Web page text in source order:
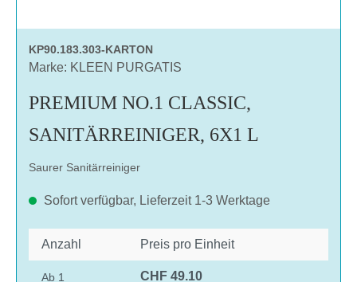
KP90.183.303-KARTON
Marke: KLEEN PURGATIS
PREMIUM NO.1 CLASSIC,
SANITÄRREINIGER, 6X1 L
Saurer Sanitärreiniger
Sofort verfügbar, Lieferzeit 1-3 Werktage
Anzahl Preis pro Einheit
Ab 1 CHF 49.10